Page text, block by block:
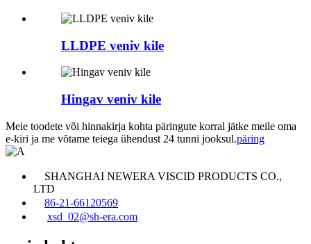
LLDPE veniv kile
Hingav veniv kile
Meie toodete või hinnakirja kohta päringute korral jätke meile oma
e-kiri ja me võtame teiega ühendust 24 tunni jooksul.päring
SHANGHAI NEWERA VISCID PRODUCTS CO.,
LTD
86-21-66120569
xsd_02@sh-era.com